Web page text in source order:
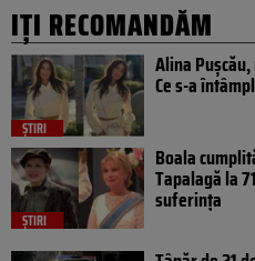
IȚI RECOMANDĂM
ȘTIRI
Alina
Ce s-a
ȘTIRI
Boala
Tapalagă la
suferința